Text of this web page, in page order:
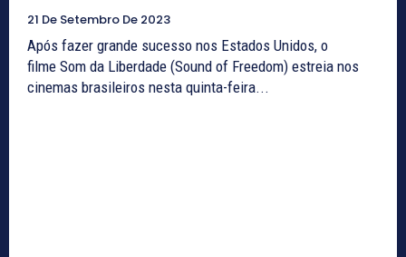
21 De Setembro De 2023
Após fazer grande sucesso nos Estados Unidos, o
filme Som da Liberdade (Sound of Freedom) estreia nos
cinemas brasileiros nesta quinta-feira...